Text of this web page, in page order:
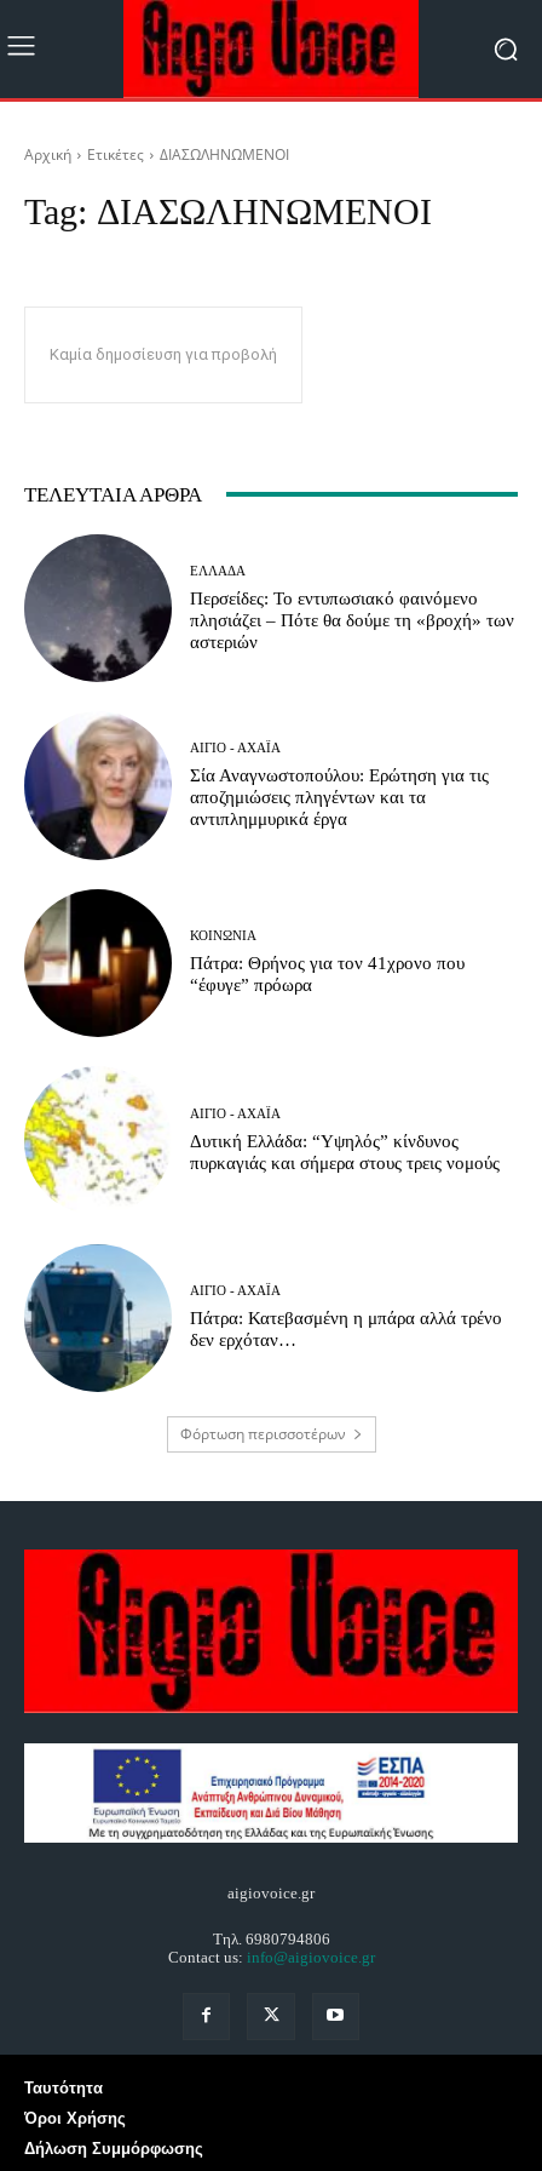
Αρχική Ετικέτες ΔΙΑΣΩΛΗΝΩΜΕΝΟΙ
Tag: ΔΙΑΣΩΛΗΝΩΜΕΝΟΙ
Καμία δημοσίευση για προβολή
ΤΕΛΕΥΤΑΊΑ ΆΡΘΡΑ
ΕΛΛΆΔΑ
Περσείδες: Το εντυπωσιακό φαινόμενο
πλησιάζει – Πότε θα δούμε τη «βροχή» των
αστεριών
ΑΊΓΙΟ - ΑΧΑΪ́Α
Σία Αναγνωστοπούλου: Ερώτηση για τις
αποζημιώσεις πληγέντων και τα
αντιπλημμυρικά έργα
ΚΟΙΝΩΝΊΑ
Πάτρα: Θρήνος για τον 41χρονο που
“έφυγε” πρόωρα
ΑΊΓΙΟ - ΑΧΑΪ́Α
Δυτική Ελλάδα: “Υψηλός” κίνδυνος
πυρκαγιάς και σήμερα στους τρεις νομούς
ΑΊΓΙΟ - ΑΧΑΪ́Α
Πάτρα: Κατεβασμένη η μπάρα αλλά τρένο
δεν ερχόταν…
Φόρτωση περισσοτέρων
aigiovoice.gr
Τηλ. 6980794806
Contact us: info@aigiovoice.gr
Ταυτότητα
Όροι Χρήσης
Δήλωση Συμμόρφωσης